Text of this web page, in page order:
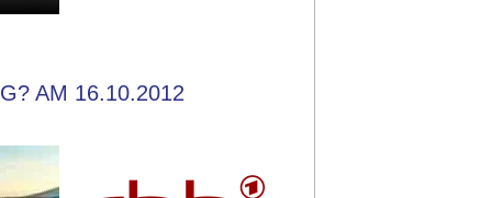
AM 16.10.2012